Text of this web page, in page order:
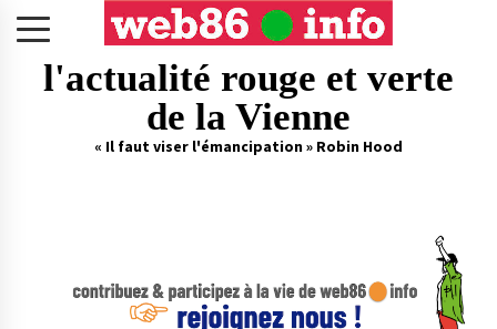
l'actualité rouge et verte
de la Vienne
« Il faut viser l'émancipation » Robin Hood